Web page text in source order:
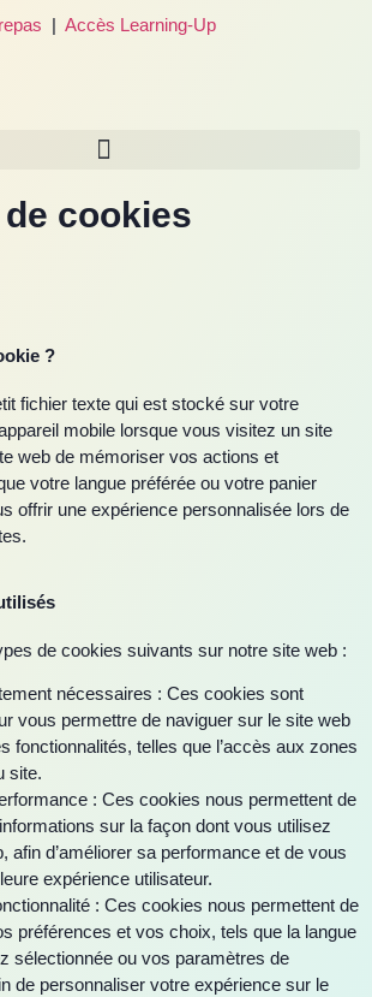
| Accès Learning-Up
cookies
?
fichier texte qui est stocké sur votre
mobile lorsque vous visitez un site
web de mémoriser vos actions et
votre langue préférée ou votre panier
offrir une expérience personnalisée lors de
de cookies suivants sur notre site web :
nécessaires : Ces cookies sont
vous permettre de naviguer sur le site web
fonctionnalités, telles que l’accès aux zones
site.
: Ces cookies nous permettent de
sur la façon dont vous utilisez
afin d’améliorer sa performance et de vous
expérience utilisateur.
: Ces cookies nous permettent de
préférences et vos choix, tels que la langue
sélectionnée ou vos paramètres de
de personnaliser votre expérience sur le